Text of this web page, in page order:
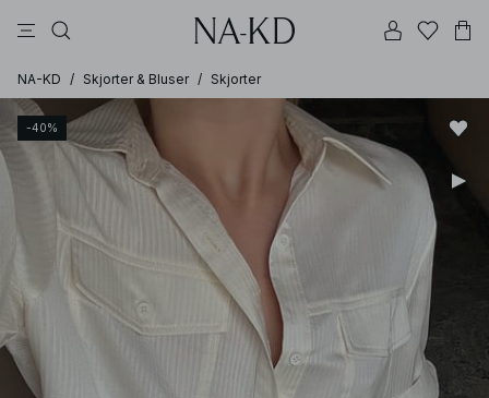
NA-KD / Skjorter & Bluser / Skjorter
-40%